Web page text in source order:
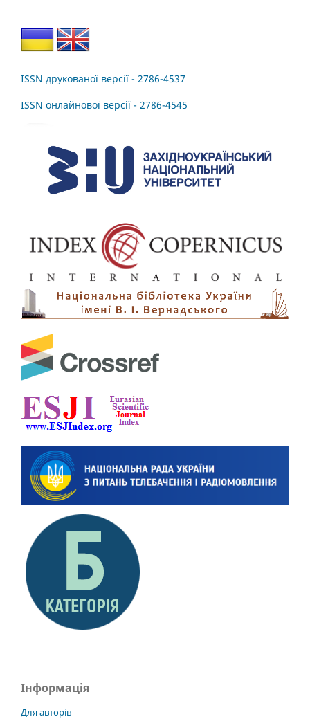
ISSN друкованої версії - 2786-4537
ISSN онлайнової версії - 2786-4545
Інформація
Для авторів